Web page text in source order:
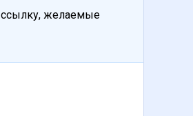
ссылку, желаемые